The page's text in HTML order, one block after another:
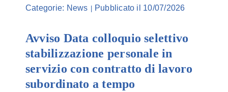
Categorie: News | Pubblicato il 10/07/2026
Avviso Data colloquio selettivo
stabilizzazione personale in
servizio con contratto di lavoro
subordinato a tempo